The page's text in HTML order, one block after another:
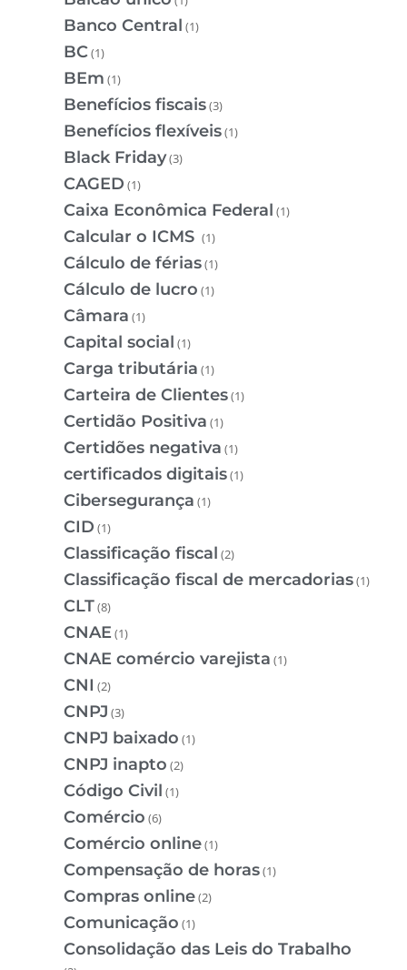
Banco Central (1)
BC(1)
BEm (1)
Benefícios fiscais(3)
Benefícios flexíveis(1)
Black Friday(3)
CAGED (1)
Caixa Econômica Federal (1)
Calcular o ICMS (1)
Cálculo de férias(1)
Cálculo de lucro (1)
Câmara (1)
Capital social (1)
Carga tributária (1)
Carteira de Clientes(1)
Certidão Positiva (1)
Certidões negativa (1)
certificados digitais(1)
Cibersegurança (1)
CID (1)
Classificação fiscal (2)
Classificação fiscal de mercadorias(1)
CLT(8)
CNAE(1)
CNAE comércio varejista (1)
CNI (2)
CNPJ (3)
CNPJ baixado (1)
CNPJ inapto (2)
Código Civil (1)
Comércio (6)
Comércio online(1)
Compensação de horas(1)
Compras online(2)
Comunicação (1)
Consolidação das Leis do Trabalho